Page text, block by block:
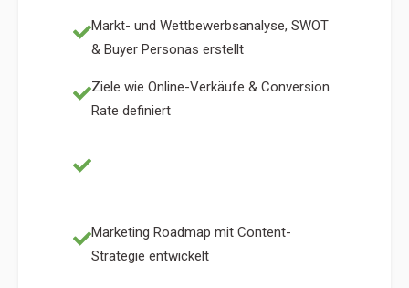
Markt- und Wettbewerbsanalyse, SWOT
& Buyer Personas erstellt
Ziele wie Online-Verkäufe & Conversion
Rate definiert
Marketing Roadmap mit Content-
Strategie entwickelt